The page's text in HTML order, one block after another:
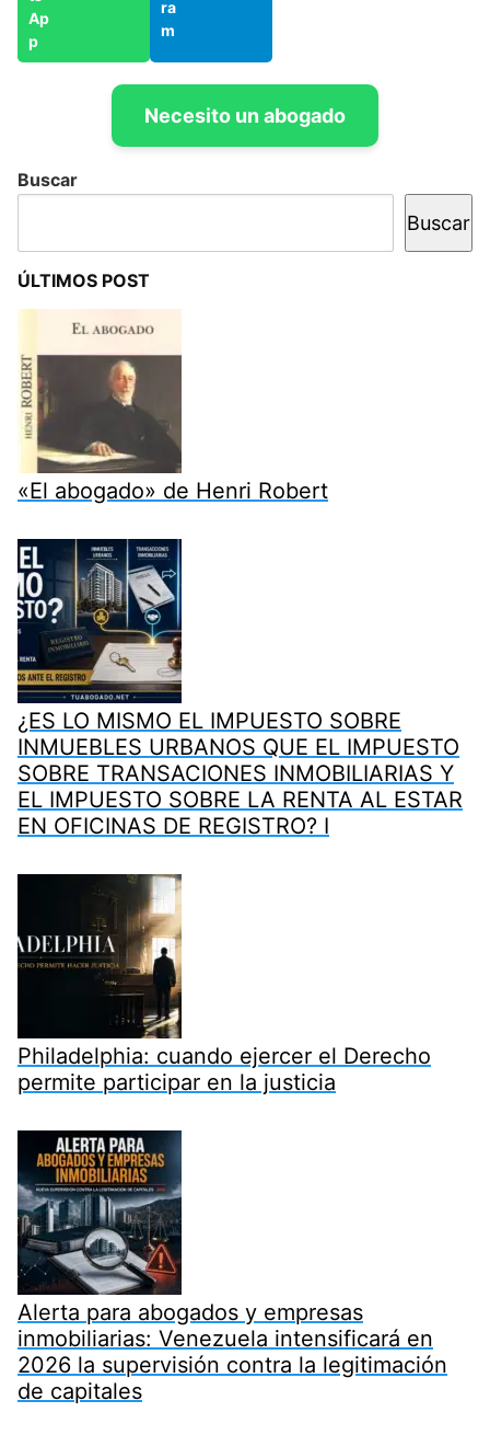
Necesito un abogado
Buscar
Buscar
ÚLTIMOS POST
«El abogado» de Henri Robert
¿ES LO MISMO EL IMPUESTO SOBRE
INMUEBLES URBANOS QUE EL IMPUESTO
SOBRE TRANSACIONES INMOBILIARIAS Y
EL IMPUESTO SOBRE LA RENTA AL ESTAR
EN OFICINAS DE REGISTRO? I
Philadelphia: cuando ejercer el Derecho
permite participar en la justicia
Alerta para abogados y empresas
inmobiliarias: Venezuela intensificará en
2026 la supervisión contra la legitimación
de capitales